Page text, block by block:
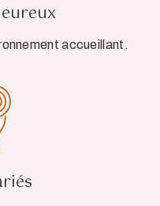
accueillant.